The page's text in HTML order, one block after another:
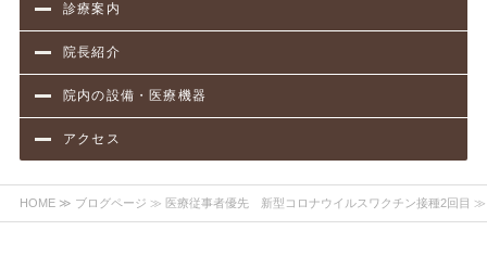
診療案内
院長紹介
院内の設備・医療機器
アクセス
HOME≫ ブログページ ≫ 医療従事者優先 新型コロナウイルスワクチン接種2回目 ≫